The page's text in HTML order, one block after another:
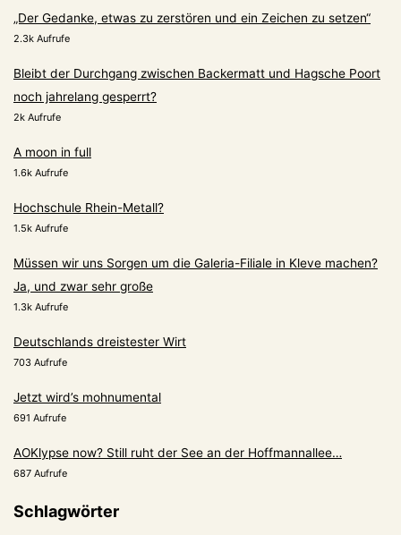
„Der Gedanke, etwas zu zerstören und ein Zeichen zu setzen“
2.3k Aufrufe
Bleibt der Durchgang zwischen Backermatt und Hagsche Poort
noch jahrelang gesperrt?
2k Aufrufe
A moon in full
1.6k Aufrufe
Hochschule Rhein-Metall?
1.5k Aufrufe
Müssen wir uns Sorgen um die Galeria-Filiale in Kleve machen?
Ja, und zwar sehr große
1.3k Aufrufe
Deutschlands dreistester Wirt
703 Aufrufe
Jetzt wird’s mohnumental
691 Aufrufe
AOKlypse now? Still ruht der See an der Hoffmannallee…
687 Aufrufe
Schlagwörter